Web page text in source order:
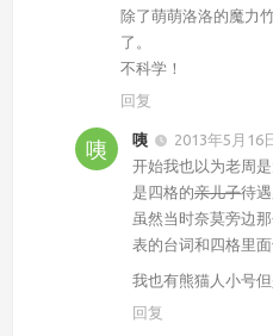
除了萌萌洛洛的魔力
了。
不科学！
回复
咦
2013年5月16
开始我也以为老周
是四格的亲儿子待
虽然当时奈莫旁边
表的台词和四格里
我也有熊猫人小号
回复